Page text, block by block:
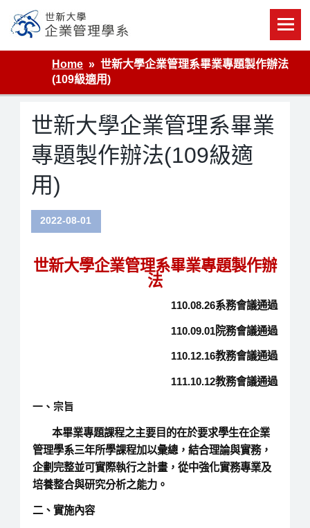
content
世新大學企業管理學系
Home
世新大學企業管理系畢業專題製作辦法
(109級適用)
世新大學企業管理系畢業
專題製作辦法(109級適
用)
2022-08-01
世新大學企業管理系畢業專題製作辦
法
110.08.26系務會議通過
110.09.01院務會議通過
110.12.16教務會議通過
111.10.12教務會議通過
一、 宗旨
本畢業專題課程之主要目的在於要求學生在企業
管理學系三年所學課程加以彙總，結合理論與實務，
企劃完整並可實際執行之計畫，從中強化實務專業及
培養整合與研究分析之能力。
二、實施內容